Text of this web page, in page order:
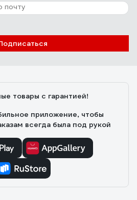
товары с гарантией!
приложение, чтобы
всегда была под рукой